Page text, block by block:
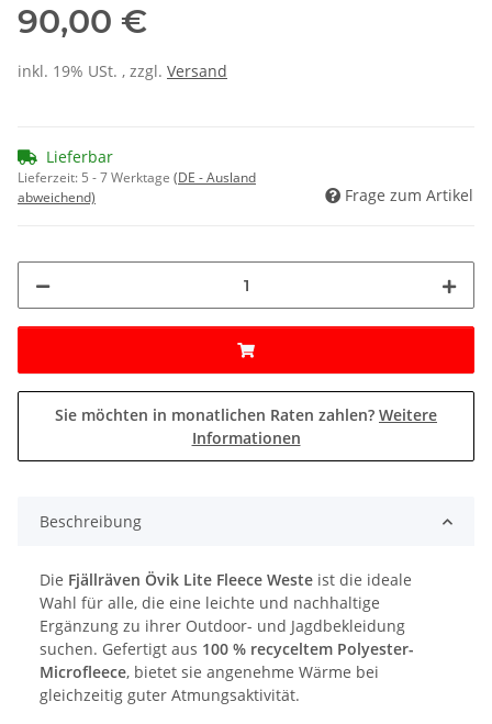
90,00 €
inkl. 19% USt. , zzgl. Versand
Lieferbar
Lieferzeit: 5 - 7 Werktage (DE - Ausland
abweichend)
Frage zum Artikel
Sie möchten in monatlichen Raten zahlen? Weitere
Informationen
Beschreibung
Die Fjällräven Övik Lite Fleece Weste ist die ideale
Wahl für alle, die eine leichte und nachhaltige
Ergänzung zu ihrer Outdoor- und Jagdbekleidung
suchen. Gefertigt aus 100 % recyceltem Polyester-
Microfleece, bietet sie angenehme Wärme bei
gleichzeitig guter Atmungsaktivität.